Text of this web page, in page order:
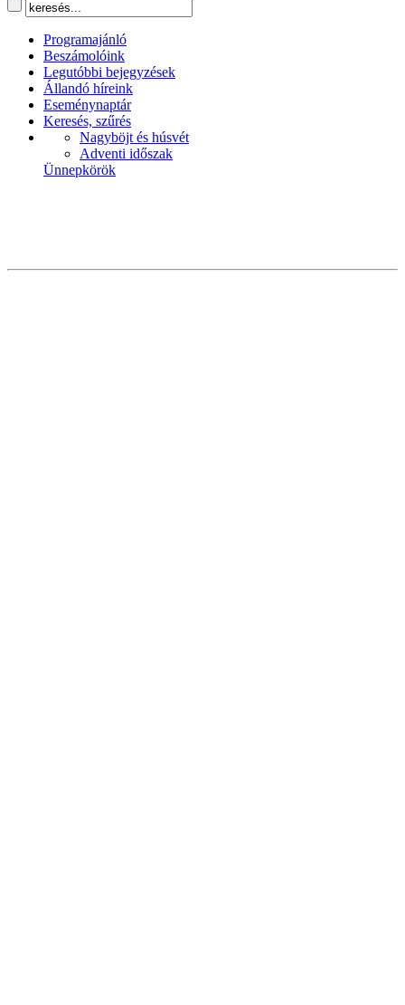
Programajánló
Beszámolóink
Legutóbbi bejegyzések
Állandó híreink
Eseménynaptár
Keresés, szűrés
Nagyböjt és húsvét
Adventi időszak
Ünnepkörök